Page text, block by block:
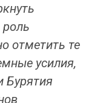
отметить те
усилия,
Бурятия